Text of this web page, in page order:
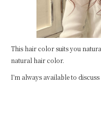
This hair color suits you
natural hair color.
I’m always available to